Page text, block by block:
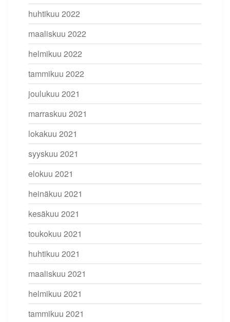
huhtikuu 2022
maaliskuu 2022
helmikuu 2022
tammikuu 2022
joulukuu 2021
marraskuu 2021
lokakuu 2021
syyskuu 2021
elokuu 2021
heinäkuu 2021
kesäkuu 2021
toukokuu 2021
huhtikuu 2021
maaliskuu 2021
helmikuu 2021
tammikuu 2021